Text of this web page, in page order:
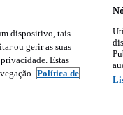
dispositivo, tais
ou gerir as suas
Estas
Política de